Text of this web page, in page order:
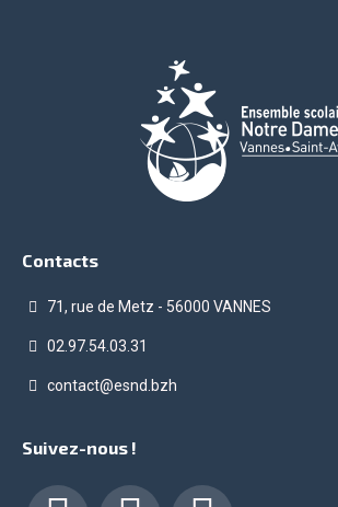
Contacts
71, rue de Metz - 56000 VANNES
02.97.54.03.31
contact@esnd.bzh
Suivez-nous !